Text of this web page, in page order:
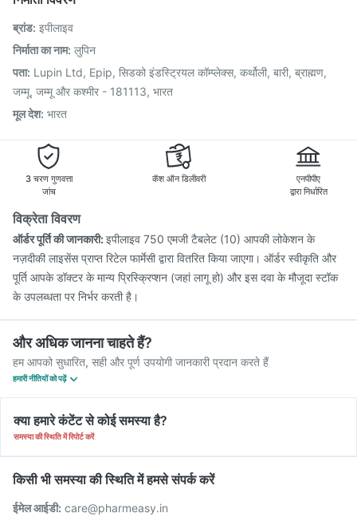
Vaxiflu 2025-2026 Vaccine
Influvac Tetra Vaccine
Fluarix Tetra Vaccine Pneumovax 23 Injection
Nukovax 13 Vaccine Typbar TCV Injection
ब्रांड: इपीलाइव
निर्माता का नाम: लुपिन
पता: Lupin Ltd, Epip, सिडको इंडस्ट्रियल कॉम्प्लेक्स, कर्थोली, बारी, ब्राह्मण,
जम्मू, जम्मू और कश्मीर - 181113, भारत
मूल देश: भारत
3 चरण गुणवत्ता
जांच
कॅश ऑन डिलीवरी
एनपीपीए
द्वारा निर्धारित
विक्रेता विवरण
ऑर्डर पूर्ति की जानकारी:इपीलाइव 750 एमजी टैबलेट (10) आपकी लोकेशन के
नज़दीकी लाइसेंस प्राप्त रिटेल फार्मेसी द्वारा वितरित किया जाएगा। ऑर्डर स्वीकृति और
पूर्ति आपके डॉक्टर के मान्य प्रिस्क्रिप्शन (जहां लागू हो) और इस दवा के मौजूदा स्टॉक
के उपलब्धता पर निर्भर करती है।
और अधिक जानना चाहते हैं?
हम आपको सुधारित, सही और पूर्ण उपयोगी जानकारी प्रदान करते हैं
हमारी नीतियों को पढ़ें
क्या हमारे कंटेंट से कोई समस्या है?
समस्या की स्थिति में रिपोर्ट करें
किसी भी समस्या की स्थिति में हमसे संपर्क करें
ईमेल आईडी: care@pharmeasy.in